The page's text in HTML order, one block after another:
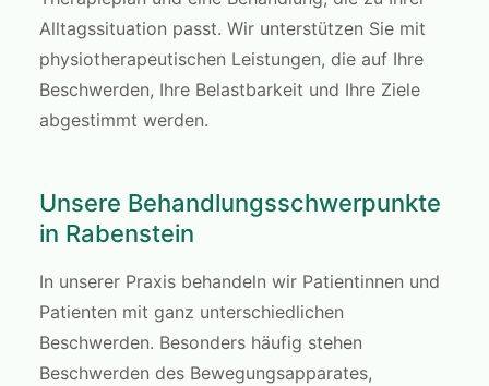
Alltagssituation passt. Wir unterstützen Sie mit
physiotherapeutischen Leistungen, die auf Ihre
Beschwerden, Ihre Belastbarkeit und Ihre Ziele
abgestimmt werden.
Unsere Behandlungsschwerpunkte
in Rabenstein
In unserer Praxis behandeln wir Patientinnen und
Patienten mit ganz unterschiedlichen
Beschwerden. Besonders häufig stehen
Beschwerden des Bewegungsapparates,